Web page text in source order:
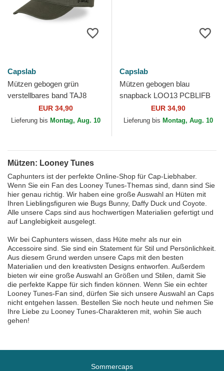
Capslab
Mützen gebogen grün
verstellbares band TAJ8
CATB Tom Looney Tunes
von Capslab
EUR 34,90
Lieferung bis Montag, Aug. 10
Capslab
Mützen gebogen blau
snapback LOO13 PCBLIFB
Tweety Looney Tunes von
Capslab
EUR 34,90
Lieferung bis Montag, Aug. 10
Mützen: Looney Tunes
Caphunters ist der perfekte Online-Shop für Cap-Liebhaber.
Wenn Sie ein Fan des Looney Tunes-Themas sind, dann sind Sie
hier genau richtig. Wir haben eine große Auswahl an Hüten mit
Ihren Lieblingsfiguren wie Bugs Bunny, Daffy Duck und Coyote.
Alle unsere Caps sind aus hochwertigen Materialien gefertigt und
auf Langlebigkeit ausgelegt.
Wir bei Caphunters wissen, dass Hüte mehr als nur ein
Accessoire sind. Sie sind ein Statement für Stil und Persönlichkeit.
Aus diesem Grund werden unsere Caps mit den besten
Materialien und den kreativsten Designs entworfen. Außerdem
bieten wir eine große Auswahl an Größen und Stilen, damit Sie
die perfekte Kappe für sich finden können. Wenn Sie ein echter
Looney Tunes-Fan sind, dürfen Sie sich unsere Auswahl an Caps
nicht entgehen lassen. Bestellen Sie noch heute und nehmen Sie
Ihre Liebe zu Looney Tunes-Charakteren mit, wohin Sie auch
gehen!
Sommercaps